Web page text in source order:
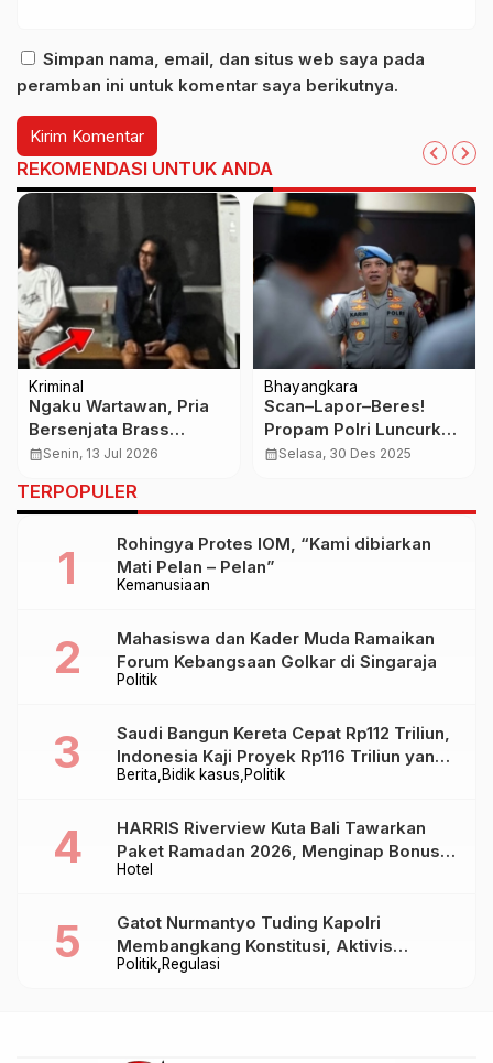
Simpan nama, email, dan situs web saya pada
peramban ini untuk komentar saya berikutnya.
REKOMENDASI UNTUK ANDA
Kriminal
Ngaku Wartawan, Pria
Bersenjata Brass
Knuckle Diciduk Polisi
calendar_monthSenin, 13 Jul 2026
Bhayangkara
Scan–Lapor–Beres!
Propam Polri Luncurkan
Layanan Digital
calendar_monthSelasa, 30 Des 2025
TERPOPULER
Kemanusiaan
Rohingya Protes IOM, “Kami dibiarkan
Mati Pelan – Pelan”
Politik
Mahasiswa dan Kader Muda Ramaikan
Forum Kebangsaan Golkar di Singaraja
Berita Bidik kasus Politik
Saudi Bangun Kereta Cepat Rp112 Triliun,
Indonesia Kaji Proyek Rp116 Triliun yang
Baru Sampai Bandung
Hotel
HARRIS Riverview Kuta Bali Tawarkan
Paket Ramadan 2026, Menginap Bonus
Takjil hingga Bukber Mulai Rp88.888
Politik Regulasi
Gatot Nurmantyo Tuding Kapolri
Membangkang Konstitusi, Aktivis
Tegaskan Polri Tak Punya Sejarah